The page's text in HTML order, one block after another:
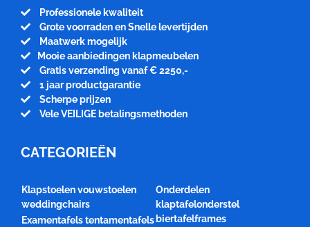
Professionele kwaliteit
Grote voorraden en Snelle levertijden
Maatwerk mogelijk
Mooie aanbiedingen klapmeubelen
Gratis verzending vanaf € 2250,-
1 jaar productgarantie
Scherpe prijzen
Vele VEILIGE betalingsmethoden
CATEGORIEËN
Klapstoelen vouwstoelen
weddingchairs
Examentafels tentamentafels
Onderdelen
klaptafelonderstel
biertafelframes